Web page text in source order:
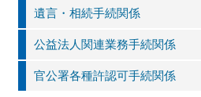
遺言・相続手続関係
公益法人関連業務手続関係
官公署各種許認可手続関係